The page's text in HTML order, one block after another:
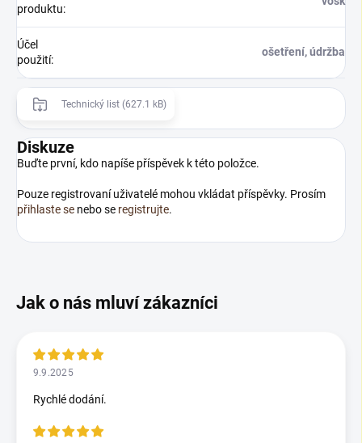
produktu:
Účel
použití:
ošetření, údržba
Technický list (627.1 kB)
Diskuze
Buďte první, kdo napíše příspěvek k této položce.
Pouze registrovaní uživatelé mohou vkládat příspěvky. Prosím
přihlaste se nebo se registrujte.
9.9.2025
Rychlé dodání.